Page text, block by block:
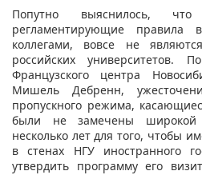
Попутно выяснилось,
регламентирующие правила
коллегами, вовсе не
российских университетов.
Французского центра
Мишель Дебренн,
пропускного режима,
были не замечены широкой
несколько лет для того, чтобы
в стенах НГУ иностранного
утвердить программу его